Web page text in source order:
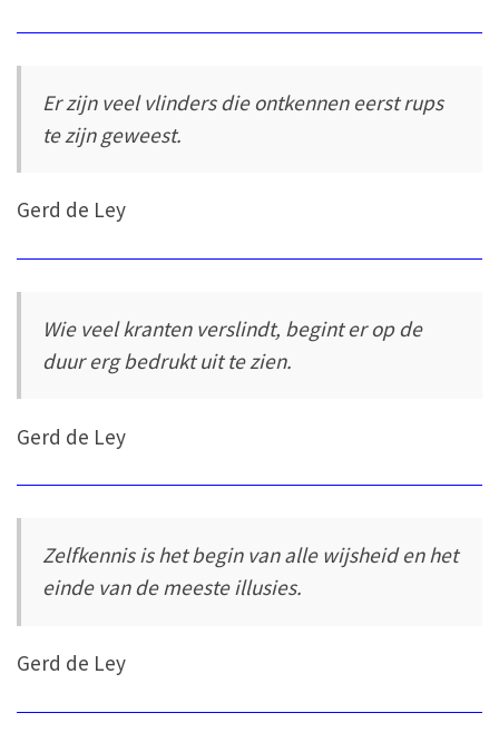
Er zijn veel vlinders die ontkennen eerst rups
te zijn geweest.
Gerd de Ley
Wie veel kranten verslindt, begint er op de
duur erg bedrukt uit te zien.
Gerd de Ley
Zelfkennis is het begin van alle wijsheid en het
einde van de meeste illusies.
Gerd de Ley